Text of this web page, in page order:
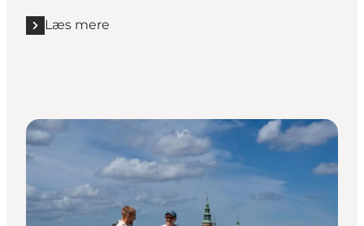
Læs mere
Læs mere "Manon Les Suites Rooftop"